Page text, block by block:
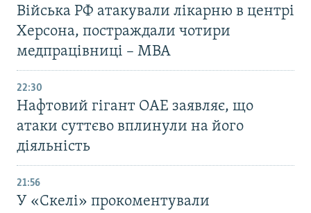
Війська РФ атакували лікарню в центрі
Херсона, постраждали чотири
медпрацівниці – МВА
22:30
Нафтовий гігант ОАЕ заявляє, що
атаки суттєво вплинули на його
діяльність
21:56
У «Скелі» прокоментували